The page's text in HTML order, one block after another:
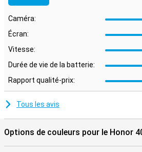
La batterie de 5230 mAh vous permettra
même en cas d'utilisation intensive. Et si
recharger, c'est un jeu d'enfant grâce à la
Ainsi, vous n'aurez jamais à vous passer
n'aurez donc jamais à vous passer de
longtemps, ce qui est toujours
remplie.
Caméra:
Écran:
Vitesse:
Durée de vie de la batterie:
Rapport qualité-prix:
Tous les avis
Options de couleurs pour le Honor